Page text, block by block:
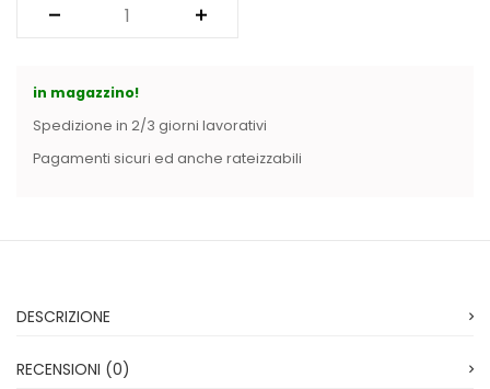
in magazzino!
Spedizione in 2/3 giorni lavorativi
Pagamenti sicuri ed anche rateizzabili
DESCRIZIONE
RECENSIONI (0)